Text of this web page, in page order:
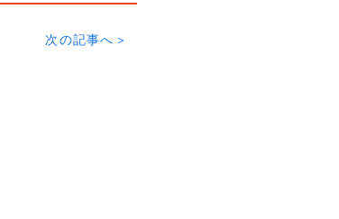
次の記事へ＞